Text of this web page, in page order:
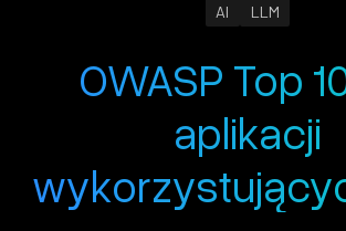
AI LLM
OWASP Top
aplikacji